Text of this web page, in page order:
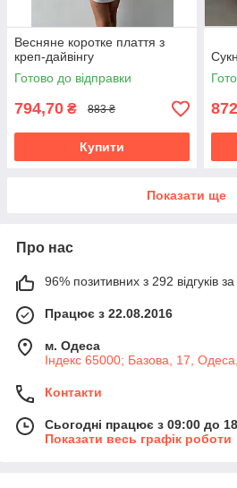
Весняне коротке плаття з
креп-дайвінгу
Готово до відправки
794,70 ₴ 883 ₴
Купити
Показати ще
Про нас
96% позитивних з 292 відгуків за
Працює з 22.08.2016
м. Одеса
Індекс 65000; Базова, 17,
Контакти
Сьогодні працює з 09:00 до
Показати весь графік роботи